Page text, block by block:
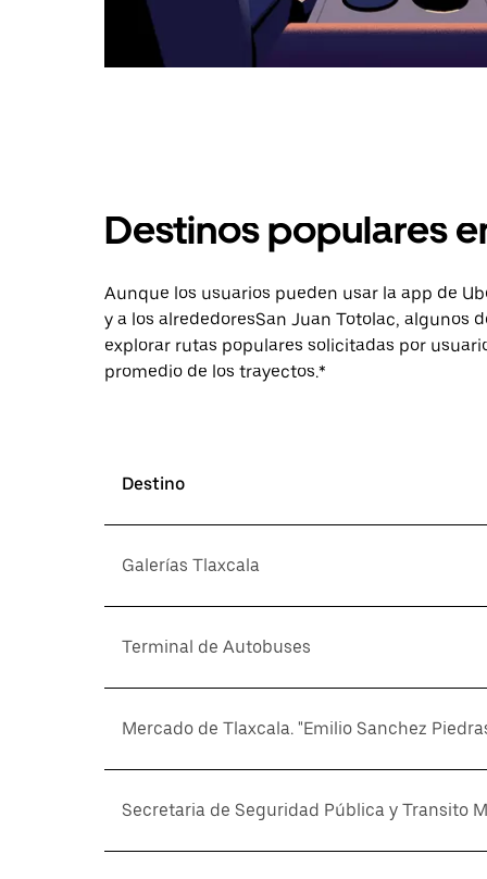
Destinos populares
Aunque los usuarios pueden usar la app de
y a los alrededoresSan Juan Totolac, algunos
explorar rutas populares solicitadas por
promedio de los trayectos.*
Destino
Galerías Tlaxcala
Terminal de Autobuses
Mercado de Tlaxcala. "Emilio Sanchez
Secretaria de Seguridad Pública y Transito